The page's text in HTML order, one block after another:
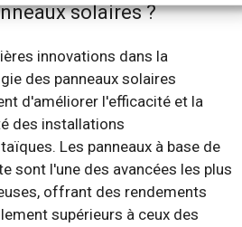
solaires ?
innovations dans la
des panneaux solaires
d'améliorer l'efficacité et la
des installations
Les panneaux à base de
sont l'une des avancées les plus
offrant des rendements
supérieurs à ceux des